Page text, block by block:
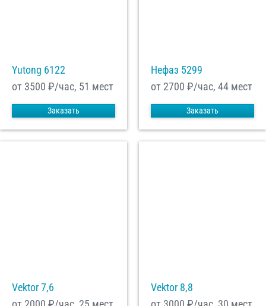
Yutong 6122
от 3500 ₽/час, 51 мест
Заказать
Нефаз 5299
от 2700 ₽/час, 44 мест
Заказать
Vektor 7,6
Vektor 8,8